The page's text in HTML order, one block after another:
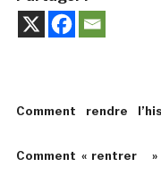
Comment rendre
Comment « rentrer